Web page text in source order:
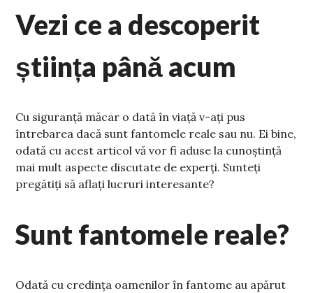
Vezi ce a descoperit
știința până acum
Cu siguranță măcar o dată în viață v-ați pus
întrebarea dacă sunt fantomele reale sau nu. Ei bine,
odată cu acest articol vă vor fi aduse la cunoștință
mai mult aspecte discutate de experți. Sunteți
pregătiți să aflați lucruri interesante?
Sunt fantomele reale?
Odată cu credința oamenilor în fantome au apărut